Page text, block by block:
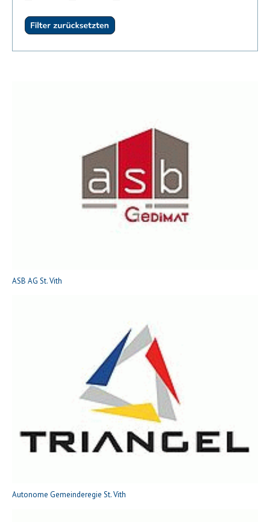
ASB AG St. Vith
Autonome Gemeinderegie St. Vith